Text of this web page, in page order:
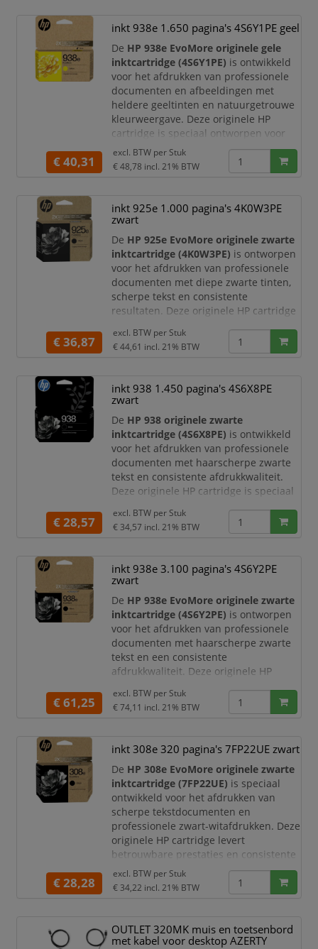
EvoMore-technologie print u meer
pagina's per cartridge dan met de
standaard HP 938 cartridge en
profiteert u van een lagere m
inkt 938e 1.650 pagina's 4S6Y1PE geel
De HP 938e EvoMore originele gele
inktcartridge (4S6Y1PE) is ontwikkeld
voor het afdrukken van professionele
documenten en afbeeldingen met
heldere geeltinten en natuurgetrouwe
kleurweergave. Deze originele HP
cartridge is speciaal ontworpen voor
optimale prestaties in compatibele HP
OfficeJet Pro printers. Dankzij de
EvoMore-technologie print u meer
standaard HP 938 cartridge en
profiteert u van een lagere milie
€ 40,31
excl. BTW per Stuk
€ 48,78 incl. 21% BTW
inkt 925e 1.000 pagina's 4K0W3PE
zwart
De HP 925e EvoMore originele zwarte
inktcartridge (4K0W3PE) is ontworpen
voor het afdrukken van professionele
documenten met diepe zwarte tinten,
scherpe tekst en consistente
resultaten. Deze originele HP cartridge
prestaties in compatibele HP OfficeJet
Pro printers. Dankzij de EvoMore-
cartridge en profiteert u van een lagere
milieu-impact, terwijl u verzekerd bent
€ 36,87
excl. BTW per Stuk
€ 44,61 incl. 21% BTW
inkt 938 1.450 pagina's 4S6X8PE
zwart
De HP 938 originele zwarte
inktcartridge (4S6X8PE) is ontwikkeld
voor het afdrukken van professionele
documenten met haarscherpe zwarte
tekst en consistente afdrukkwaliteit.
Deze originele HP cartridge is speciaal
compatibele HP OfficeJet Pro printers.
Dankzij de originele HP inkt bent u
een hoge afdrukkwaliteit en een
storingsvrije werking van uw printer.
De HP 938 zw
€ 28,57
excl. BTW per Stuk
€ 34,57 incl. 21% BTW
inkt 938e 3.100 pagina's 4S6Y2PE
zwart
De HP 938e EvoMore originele zwarte
inktcartridge (4S6Y2PE) is ontworpen
voor het afdrukken van professionele
documenten met haarscherpe zwarte
tekst en een consistente
afdrukkwaliteit. Deze originele HP
optimale prestaties in compatibele HP
OfficeJet Pro printers. Dankzij de
aanzienlijk meer pagina's dan met de
standaard HP 938 cartridge, terwijl u
profiteert van een lagere milieu
€ 61,25
excl. BTW per Stuk
€ 74,11 incl. 21% BTW
inkt 308e 320 pagina's 7FP22UE zwart
De HP 308e EvoMore originele zwarte
inktcartridge (7FP22UE) is speciaal
ontwikkeld voor het afdrukken van
scherpe tekstdocumenten en
professionele zwart-witafdrukken. Deze
originele HP cartridge levert
betrouwbare prestaties en consistente
afdrukkwaliteit, waardoor u verzekerd
bent van heldere, diepzwarte tekst en
een storingsvrije werking van uw
technologie print u meer pagina's dan
met de standaard HP 308 cartridge e
€ 28,28
excl. BTW per Stuk
€ 34,22 incl. 21% BTW
OUTLET 320MK muis en toetsenbord
met kabel voor desktop AZERTY